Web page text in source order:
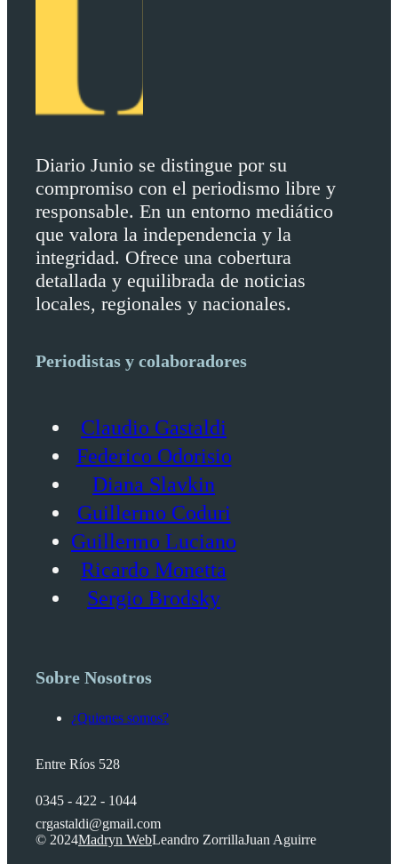
Diario Junio se distingue por su
compromiso con el periodismo libre y
responsable. En un entorno mediático
que valora la independencia y la
integridad. Ofrece una cobertura
detallada y equilibrada de noticias
locales, regionales y nacionales.
Periodistas y colaboradores
Claudio Gastaldi
Federico Odorisio
Diana Slavkin
Guillermo Coduri
Guillermo Luciano
Ricardo Monetta
Sergio Brodsky
Sobre Nosotros
¿Quienes somos?
Entre Ríos 528
0345 - 422 - 1044
crgastaldi@gmail.com
© 2024Madryn WebLeandro ZorrillaJuan Aguirre